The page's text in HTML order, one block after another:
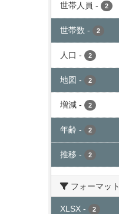
世帯人員 - 2
世帯数 - 2
人口 - 2
地図 - 2
増減 - 2
年齢 - 2
推移 - 2
フォーマット
XLSX - 2